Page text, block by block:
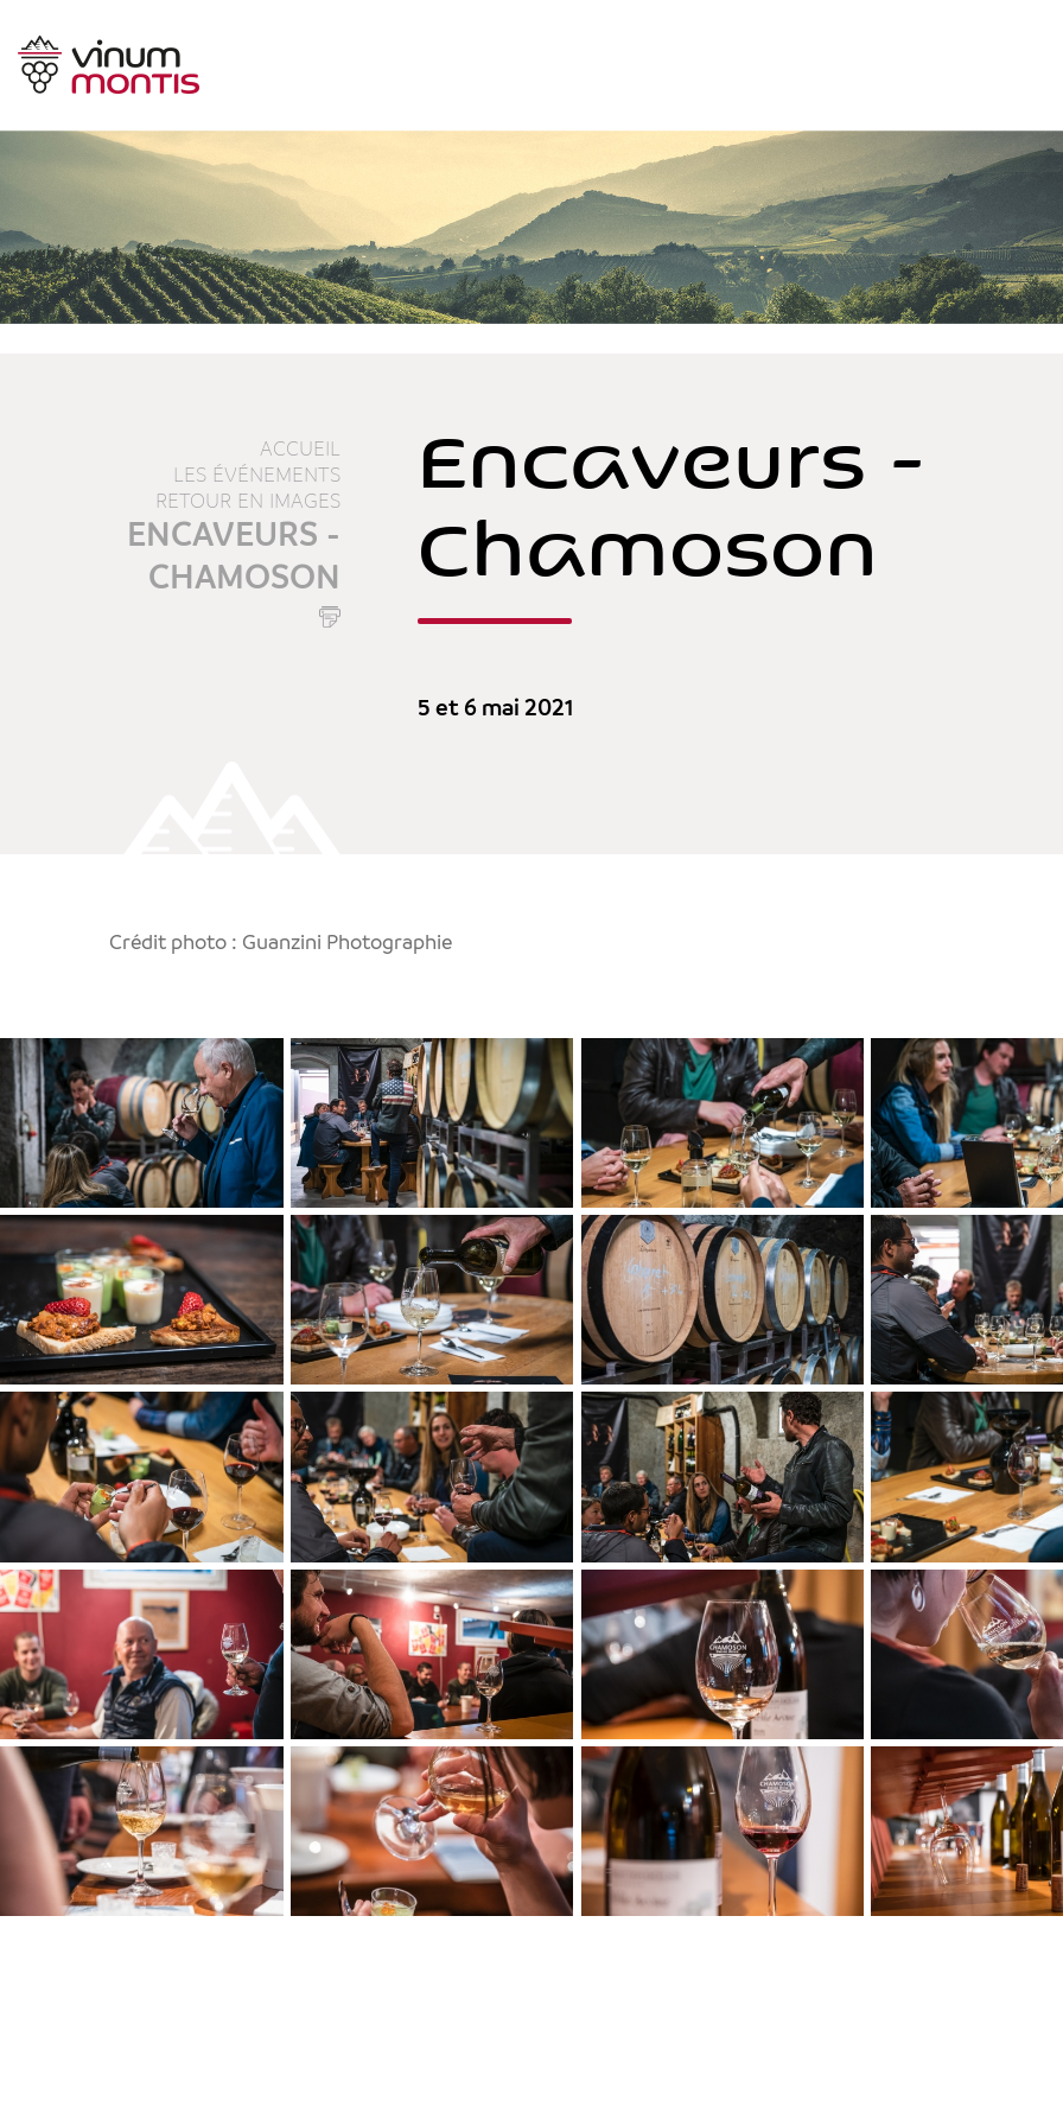
ACCUEIL
LES ÉVÉNEMENTS
RETOUR EN IMAGES
ENCAVEURS -
CHAMOSON
Encaveurs -
Chamoson
5 et 6 mai 2021
Crédit photo : Guanzini Photographie